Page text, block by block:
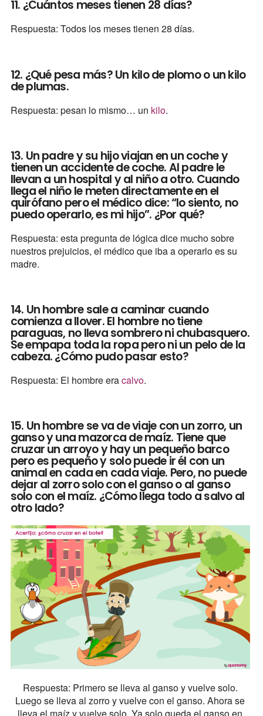
11. ¿Cuántos meses tienen 28 días?
Respuesta: Todos los meses tienen 28 días.
12. ¿Qué pesa más? Un kilo de plomo o un kilo
de plumas.
Respuesta: pesan lo mismo… un kilo.
13. Un padre y su hijo viajan en un coche y
tienen un accidente de coche. Al padre le
llevan a un hospital y al niño a otro. Cuando
llega el niño le meten directamente en el
quirófano pero el médico dice: “lo siento, no
puedo operarlo, es mi hijo”. ¿Por qué?
Respuesta: esta pregunta de lógica dice mucho sobre
nuestros prejuicios, el médico que iba a operarlo es su
madre.
14. Un hombre sale a caminar cuando
comienza a llover. El hombre no tiene
paraguas, no lleva sombrero ni chubasquero.
Se empapa toda la ropa pero ni un pelo de la
cabeza. ¿Cómo pudo pasar esto?
Respuesta: El hombre eracalvo.
15. Un hombre se va de viaje con un zorro, un
ganso y una mazorca de maíz. Tiene que
cruzar un arroyo y hay un pequeño barco
pero es pequeño y solo puede ir él con un
animal en cada en cada viaje. Pero, no puede
dejar al zorro solo con el ganso o al ganso
solo con el maíz. ¿Cómo llega todo a salvo al
otro lado?
Respuesta: Primero se lleva al ganso y vuelve solo.
Luego se lleva al zorro y vuelve con el ganso. Ahora se